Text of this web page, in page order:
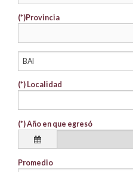
(*)Provincia
(*) Localidad
(*)Año en que egresó
Promedio